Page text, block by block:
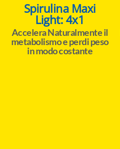
Spirulina Maxi
Light: 4x1
Accelera Naturalmente il
metabolismo e perdi peso
in modo costante